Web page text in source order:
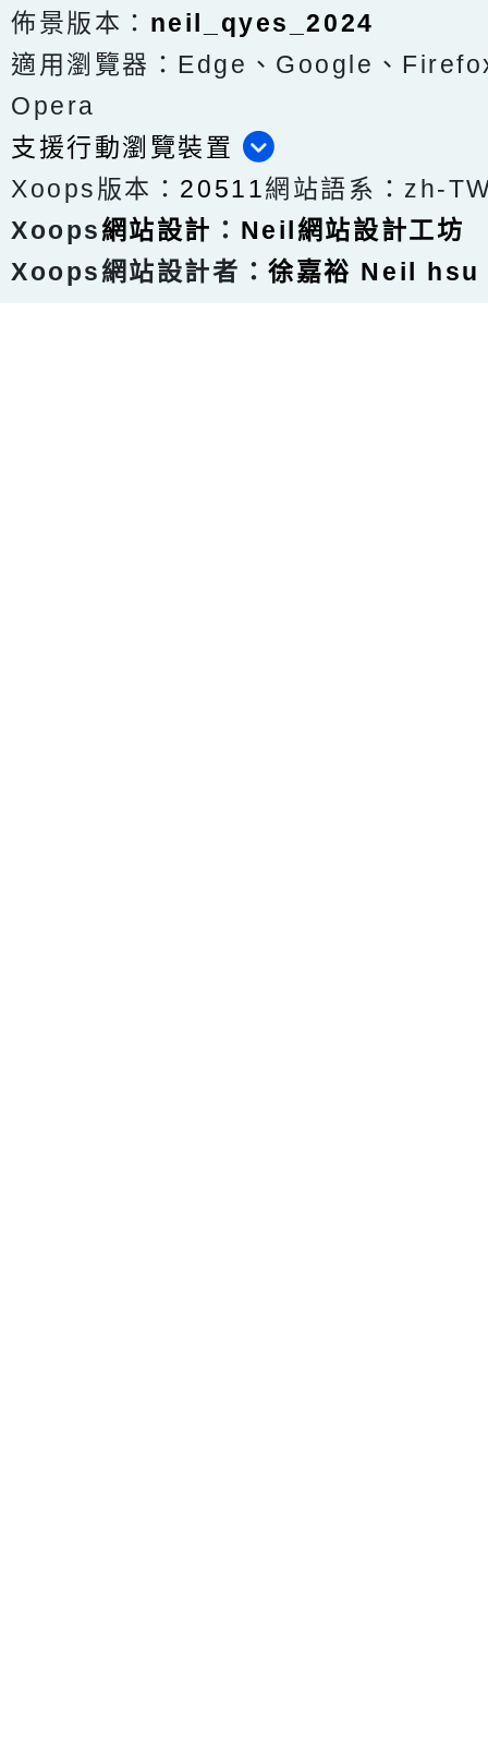
佈景版本： neil_qyes_2024
適用瀏覽器：Edge、Google、
Opera
支援行動瀏覽裝置
Xoops版本： 20511網站語系：zh-
Xoops網站設計 ： Neil網站設計工坊
Xoops網站設計者：徐嘉裕 Neil hsu